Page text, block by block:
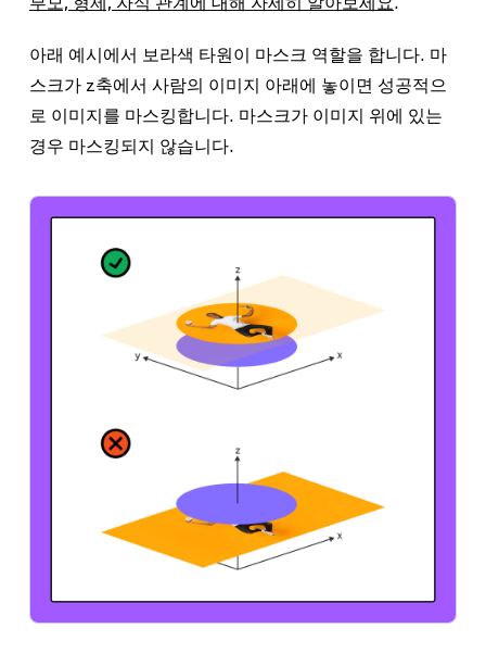
아래 예시에서 보라색 타원이 마스크 역할을 합니다. 마
스크가 z축에서 사람의 이미지 아래에 놓이면 성공적으
로 이미지를 마스킹합니다. 마스크가 이미지 위에 있는
경우 마스킹되지 않습니다.